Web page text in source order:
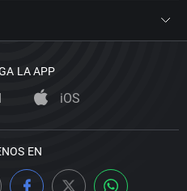
LA APP
iOS
EN